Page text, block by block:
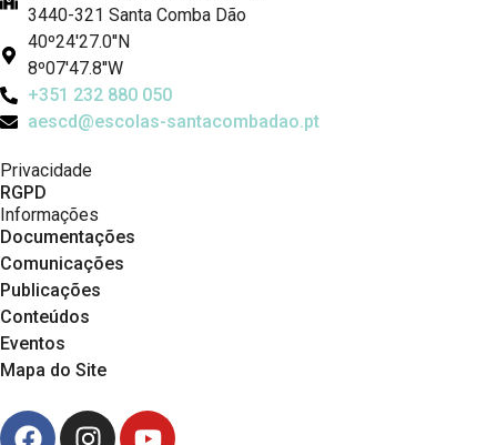
3440-321 Santa Comba Dão
40º24'27.0''N
8º07'47.8''W
+351 232 880 050
aescd@escolas-santacombadao.pt
Privacidade
RGPD
Informações
Documentações
Comunicações
Publicações
Conteúdos
Eventos
Mapa do Site